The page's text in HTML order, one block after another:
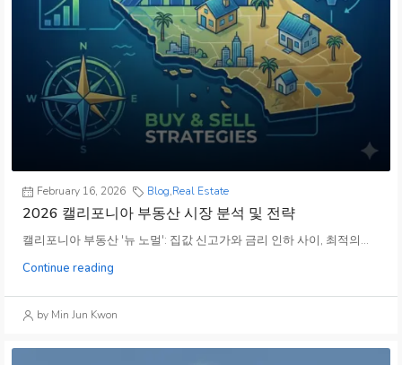
February 16, 2026 Blog,Real Estate
2026 캘리포니아 부동산 시장 분석 및 전략
캘리포니아 부동산 '뉴 노멀': 집값 신고가와 금리 인하 사이, 최적의...
Continue reading
by Min Jun Kwon